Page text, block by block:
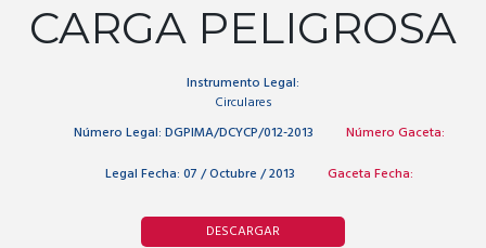
CARGA PELIGROSA
Instrumento Legal:
Circulares
Número Legal: DGPIMA/DCYCP/012-2013
Número Gaceta:
Legal Fecha: 07 / Octubre / 2013 Gaceta Fecha:
DESCARGAR